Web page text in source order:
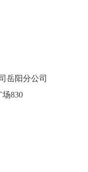
岳阳分公司
场830